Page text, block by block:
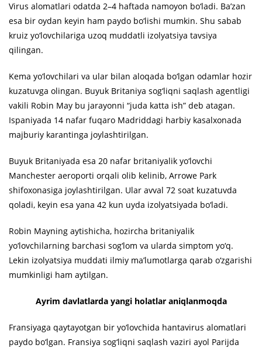
Virus alomatlari odatda 2–4 haftada namoyon bo‘ladi. Ba’zan
esa bir oydan keyin ham paydo bo‘lishi mumkin. Shu sabab
kruiz yo‘lovchilariga uzoq muddatli izolyatsiya tavsiya
qilingan.
Kema yo‘lovchilari va ular bilan aloqada bo‘lgan odamlar hozir
kuzatuvga olingan. Buyuk Britaniya sog‘liqni saqlash agentligi
vakili Robin May bu jarayonni “juda katta ish” deb atagan.
Ispaniyada 14 nafar fuqaro Madriddagi harbiy kasalxonada
majburiy karantinga joylashtirilgan.
Buyuk Britaniyada esa 20 nafar britaniyalik yo‘lovchi
Manchester aeroporti orqali olib kelinib, Arrowe Park
shifoxonasiga joylashtirilgan. Ular avval 72 soat kuzatuvda
qoladi, keyin esa yana 42 kun uyda izolyatsiyada bo‘ladi.
Robin Mayning aytishicha, hozircha britaniyalik
yo‘lovchilarning barchasi sog‘lom va ularda simptom yo‘q.
Lekin izolyatsiya muddati ilmiy ma’lumotlarga qarab o‘zgarishi
mumkinligi ham aytilgan.
Ayrim davlatlarda yangi holatlar aniqlanmoqda
Fransiyaga qaytayotgan bir yo‘lovchida hantavirus alomatlari
paydo bo‘lgan. Fransiya sog‘liqni saqlash vaziri ayol Parijda